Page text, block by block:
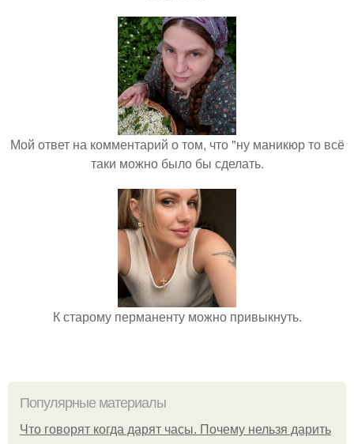
Мой ответ на комментарий о том, что "ну маникюр то всё
таки можно было бы сделать.
К старому перманенту можно привыкнуть.
Популярные материалы
Что говорят когда дарят часы. Почему нельзя дарить